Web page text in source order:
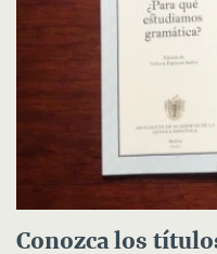
Conozca los